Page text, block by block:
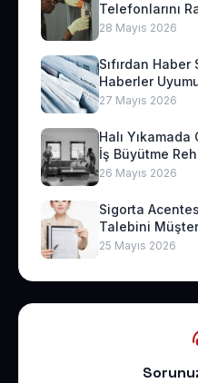
Telefonlarını
28 Mayıs 2026
Sıfırdan Haber
Haberler
27 Mayıs 2026
Halı
İş Büyütme
26 Mayıs 2026
Sigorta
Talebini
25 Mayıs 2026